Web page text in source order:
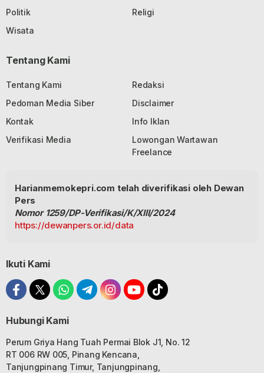
Politik
Religi
Wisata
Tentang Kami
Tentang Kami
Redaksi
Pedoman Media Siber
Disclaimer
Kontak
Info Iklan
Verifikasi Media
Lowongan Wartawan
Freelance
Harianmemokepri.com telah diverifikasi oleh Dewan
Pers
Nomor 1259/DP-Verifikasi/K/XIII/2024
https://dewanpers.or.id/data
Ikuti Kami
Hubungi Kami
Perum Griya Hang Tuah Permai Blok J1, No. 12
RT 006 RW 005, Pinang Kencana,
Tanjungpinang Timur, Tanjungpinang,